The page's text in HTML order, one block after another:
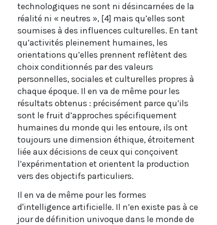
technologiques ne sont ni désincarnées de la
réalité ni « neutres », [4] mais qu’elles sont
soumises à des influences culturelles. En tant
qu’activités pleinement humaines, les
orientations qu’elles prennent reflètent des
choix conditionnés par des valeurs
personnelles, sociales et culturelles propres à
chaque époque. Il en va de même pour les
résultats obtenus : précisément parce qu’ils
sont le fruit d’approches spécifiquement
humaines du monde qui les entoure, ils ont
toujours une dimension éthique, étroitement
liée aux décisions de ceux qui conçoivent
l’expérimentation et orientent la production
vers des objectifs particuliers.
Il en va de même pour les formes
d'intelligence artificielle. Il n’en existe pas à ce
jour de définition univoque dans le monde de